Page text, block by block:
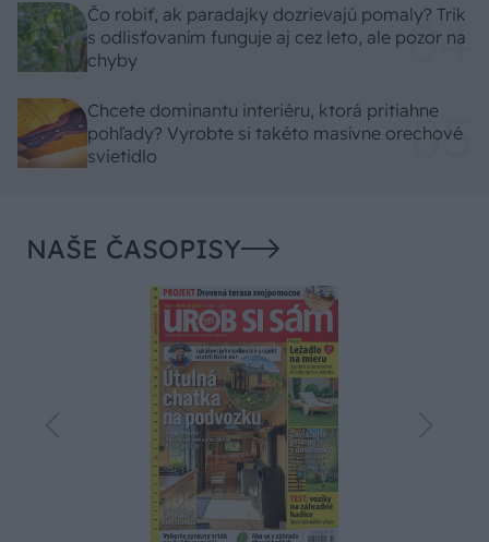
Čo robiť, ak paradajky dozrievajú pomaly? Trik
s odlisťovaním funguje aj cez leto, ale pozor na
chyby
Chcete dominantu interiéru, ktorá pritiahne
pohľady? Vyrobte si takéto masívne orechové
svietidlo
NAŠE ČASOPISY